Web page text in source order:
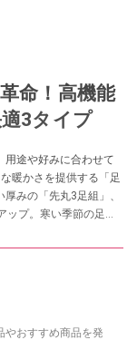
命！高機能
3タイプ
用途や好みに合わせて
暖かさを提供する「足
みの「先丸3足組」、
ップ。寒い季節の足元
やおすすめ商品を発